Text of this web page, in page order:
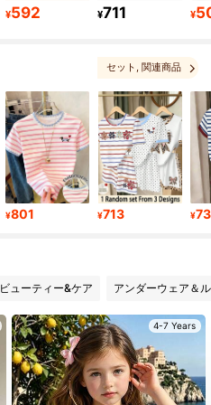
¥592 ¥711 ¥
セット , 関連商品
¥801 ¥713 ¥
ビューティー&ケア アンダーウェア＆
4-7 Years